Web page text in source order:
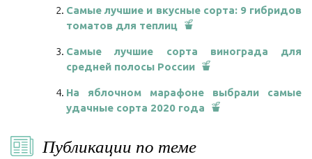
Самые лучшие и вкусные сорта: 9 гибридов
томатов для теплиц
Самые лучшие сорта винограда для
средней полосы России
На яблочном марафоне выбрали самые
удачные сорта 2020 года
Публикации по теме